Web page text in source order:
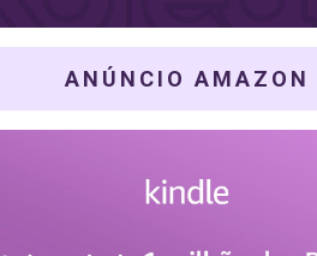
ANÚNCIO AMAZON